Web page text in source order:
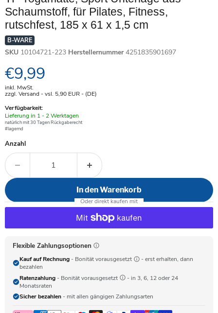
Schaumstoff, für Pilates, Fitness,
rutschfest, 185 x 61 x 1,5 cm
B-WARE
SKU 10104721-223 Herstellernummer 4251835901697
Aktueller Preis
€9,99
inkl. MwSt.
zzgl. Versand - vsl. 5,90 EUR- (DE)
Verfügbarkeit:
Verfügbar
-
Lieferung in 1 - 2 Werktagen
natürlich mit 30 Tagen Rückgaberecht
#lagernd
Anzahl
In den Warenkorb
Flexible Zahlungsoptionen
Kauf auf Rechnung - Bonität vorausgesetzt
- erst erhalten, dann
bezahlen
Ratenzahlung - Bonität vorausgesetzt
- in 3, 6, 12 oder 24
Monatsraten
Sicher bezahlen - mit allen gängigen Zahlungsarten